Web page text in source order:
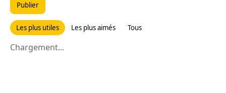
Publier
Les plus utiles Les plus aimés Tous
Chargement...